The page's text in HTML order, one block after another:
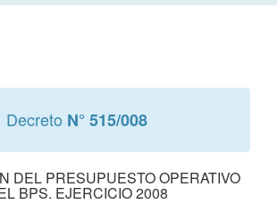
Decreto N° 515/008
DEL PRESUPUESTO OPERATIVO
BPS. EJERCICIO 2008